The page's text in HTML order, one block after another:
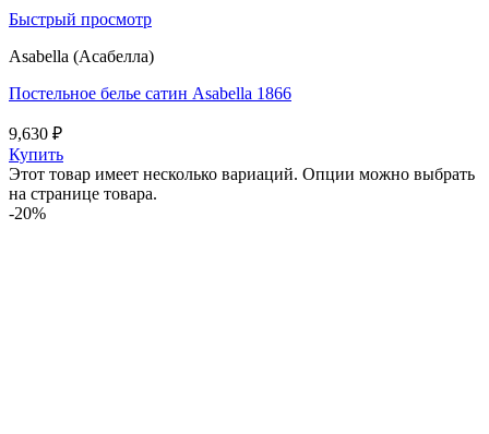
Быстрый просмотр
Asabella (Асабелла)
Постельное белье сатин Asabella 1866
9,630 ₽
Купить
Этот товар имеет несколько вариаций. Опции можно выбрать
на странице товара.
-20%